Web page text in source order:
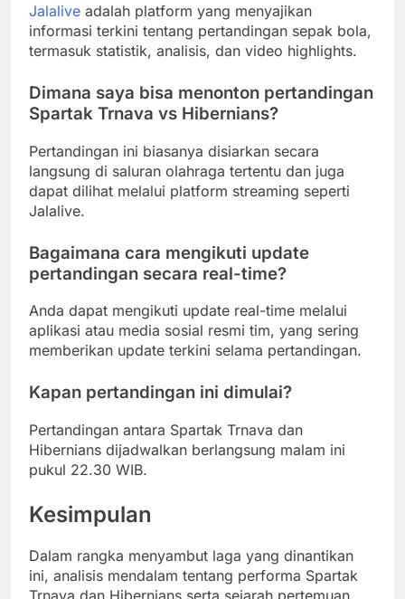
Jalalive adalah platform yang menyajikan
informasi terkini tentang pertandingan sepak bola,
termasuk statistik, analisis, dan video highlights.
Dimana saya bisa menonton pertandingan
Spartak Trnava vs Hibernians?
Pertandingan ini biasanya disiarkan secara
langsung di saluran olahraga tertentu dan juga
dapat dilihat melalui platform streaming seperti
Jalalive.
Bagaimana cara mengikuti update
pertandingan secara real-time?
Anda dapat mengikuti update real-time melalui
aplikasi atau media sosial resmi tim, yang sering
memberikan update terkini selama pertandingan.
Kapan pertandingan ini dimulai?
Pertandingan antara Spartak Trnava dan
Hibernians dijadwalkan berlangsung malam ini
pukul 22.30 WIB.
Kesimpulan
Dalam rangka menyambut laga yang dinantikan
ini, analisis mendalam tentang performa Spartak